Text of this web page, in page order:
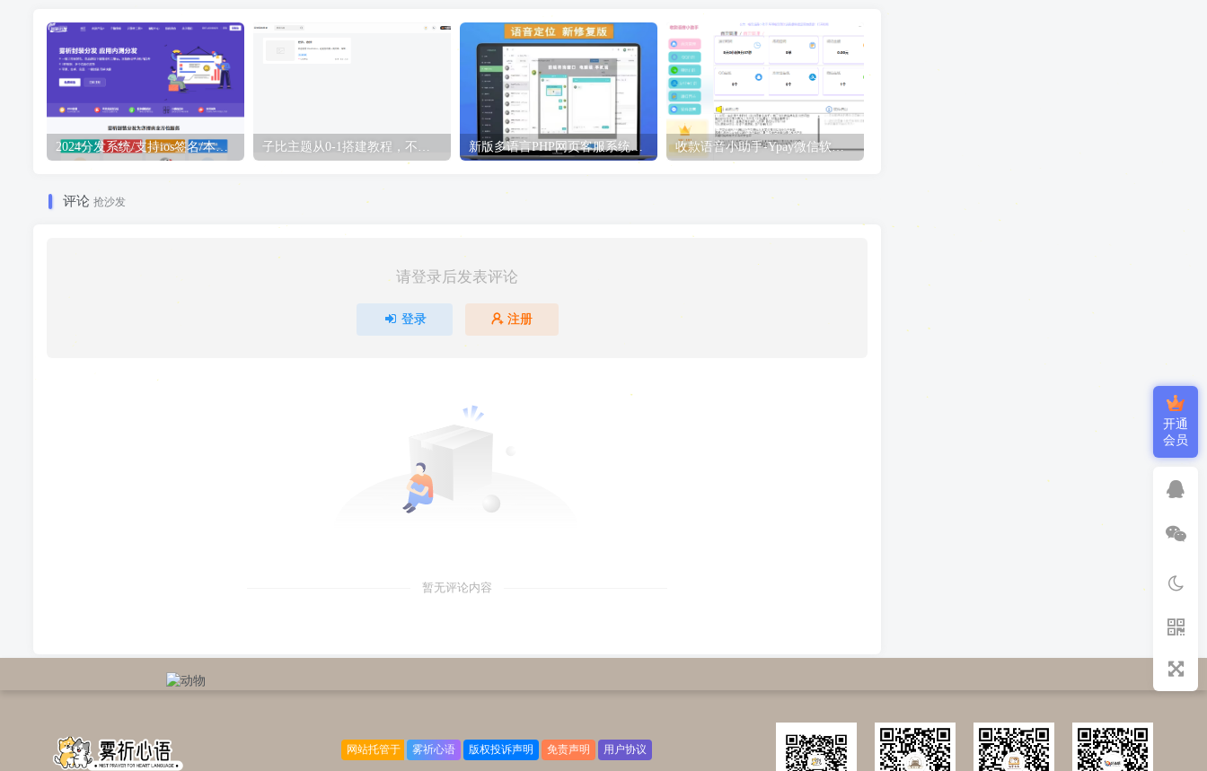
2024分发系统/支持ios签名/本地签名/仿第八区/支持上传EXE/免签封装 子比主题从0-1搭建教程，不是源码仅供观看即可！ 新版多语言PHP网页客服系统，带提示音支持多种嵌入方式 收款语音小助手-Ypay微信软件版专用，长期稳定需配合挂机宝/云电脑
评论 抢沙发
请登录后发表评论
登录 注册
暂无评论内容
网站托管于 雾祈心语 版权投诉声明 免责声明 用户协议
开通
会员